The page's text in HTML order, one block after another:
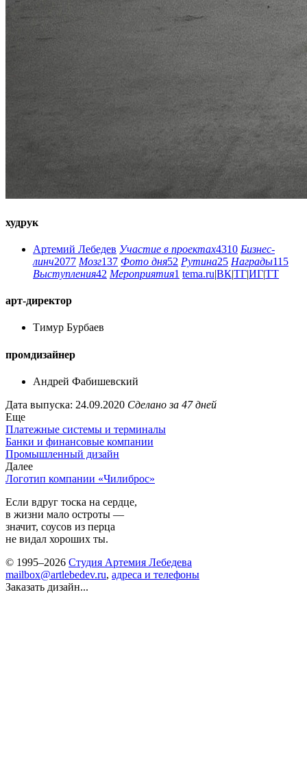
худрук
Артемий Лебедев Участие в проектах4310 Бизнес-
линч2077 Мозг137 Фото дня52 Рутина25 Награды115
Выступления42 Мероприятия1 tema.ru|ВК|ТГ|ИГ|ТТ
арт-директор
Тимур Бурбаев
промдизайнер
Андрей Фабишевский
Дата выпуска: 24.09.2020 Сделано за 47 дней
Еще
Платежные системы и терминалы
Банки и финансовые компании
Промышленный дизайн
Далее
Логотип компании «Чилиброс»
Если вдруг тоска на сердце,
в жизни мало остроты —
значит, соусов из перца
не видал хороших ты.
© 1995–2026 Студия Артемия Лебедева
mailbox@artlebedev.ru, адреса и телефоны
Заказать дизайн...